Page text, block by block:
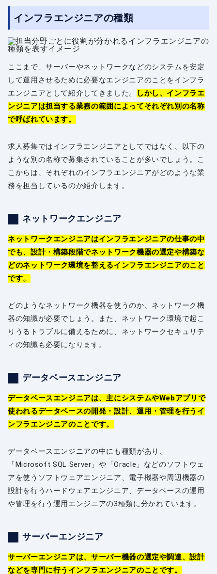
インフラエンジニアの種類
ここまで、サーバーやネットワークなどのシステムを安定
して運用させるために必要なエンジニアのことをインフラ
エンジニアとして紹介してきました。
しかし、インフラエ
ンジニアは担当する業務の範囲によってそれぞれ別の名称
で呼ばれています。
求人募集ではインフラエンジニアとしてではなく、以下の
ような別の名称で募集されていることが多いでしょう。こ
こからは、それぞれのインフラエンジニアがどのような業
務を担当しているのか紹介します。
ネットワークエンジニア
ネットワークエンジニアはインフラエンジニアの仕事の中
でも、設計・構築段階でネットワーク機器の選定や構築な
どのネットワーク環境を整えるインフラエンジニアのこと
です。
どのようなネットワーク機器を使うのか、ネットワーク機
器の知識が必要でしょう。また、ネットワーク環境で起こ
りうるトラブルに備えるために、ネットワークセキュリテ
ィの知識も必要になります。
データベースエンジニア
データベースエンジニアは、主にシステムやWebアプリで
使われるデータベースの開発・設計、運用・管理を行うイ
ンフラエンジニアのことです。
データベースエンジニアの中にも種類があり、
「Microsoft SQL Server」や「Oracle」などのソフトウェ
アを使うソフトウェアエンジニア、電子機器や周辺機器の
設計を行うハードウェアエンジニア、データベースの運用
や管理を行う運用エンジニアの3種類に分かれています。
サーバーエンジニア
サーバーエンジニアは、サーバー機器の選定や調達、設計
などを専門に行うインフラエンジニアのことです。